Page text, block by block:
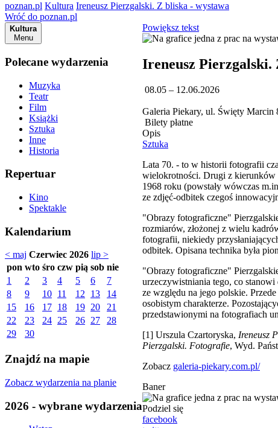
poznan.pl Kultura Ireneusz Pierzgalski. Z bliska - wystawa
Wróć do poznan.pl
Kultura
Menu
Polecane wydarzenia
Muzyka
Teatr
Film
Książki
Sztuka
Inne
Historia
Repertuar
Kino
Spektakle
Kalendarium
< maj Czerwiec 2026 lip >
pon wto śro czw pią sob nie
1
2 3 4 5 6
7
8
9 10 11 12 13
14
15
16 17 18 19 20
21
22
23 24 25 26 27
28
29
30
Znajdź na mapie
Zobacz wydarzenia na planie
2026 - wybrane wydarzenia
Powiększ tekst
Ireneusz Pierzgalski.
08.05 – 12.06.2026
Galeria Piekary, ul. Święty Marcin
Bilety płatne
Opis
Sztuka
Lata 70. - to w historii fotografii
wielokrotności. Drugi z kierunków
1968 roku (powstały wówczas
ze zdjęć-odbitek czegoś
"Obrazy fotograficzne"
rozmiarów, złożonej z wielu
fotografii, niekiedy
odbitek. Opisana technika była
"Obrazy fotograficzne"
urzeczywistniania tego, co
ze względu na jego polskie.
osobistym charakterze.
przedstawionymi na fotografiach
[1] Urszula Czartoryska, Ireneusz
Pierzgalski. Fotografie, Wyd.
Zobacz galeria-piekary.com.pl/
Baner
Podziel się
facebook